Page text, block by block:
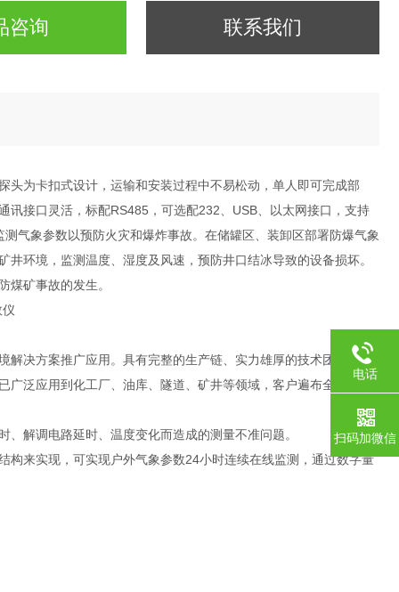
咨询 联系我们
为卡扣式设计，运输和安装过程中不易松动，单人即可完成部
接口灵活，标配RS485，可选配232、USB、以太网接口，支持
气象参数以预防火灾和爆炸事故。在储罐区、装卸区部署防爆气象
环境，监测温度、湿度及风速，预防井口结冰导致的设备损坏。
煤矿事故的发生。
决方案推广应用。具有完整的生产链、实力雄厚的技术团队和全
广泛应用到化工厂、油库、隧道、矿井等领域，客户遍布全国各
解调电路延时、温度变化而造成的测量不准问题。
来实现，可实现户外气象参数24小时连续在线监测，通过数字量
电话
扫码加微信